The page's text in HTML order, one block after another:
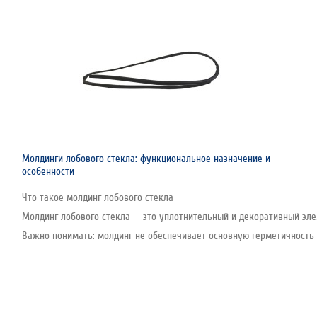
Молдинги лобового стекла: функциональное назначение и
особенности
Что такое молдинг лобового стекла
Молдинг лобового стекла — это уплотнительный и декоративный
Важно понимать: молдинг не обеспечивает основную